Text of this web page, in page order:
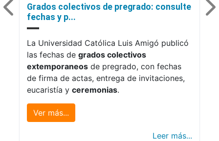
Grados colectivos de pregrado: consulte
fechas y p...
La Universidad Católica Luis Amigó publicó
las fechas de grados colectivos
extemporaneos de pregrado, con fechas
de firma de actas, entrega de invitaciones,
eucaristía y ceremonias.
Ver más...
Leer más...